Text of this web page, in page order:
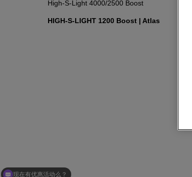
High-S-Light 4000/2500 Boost
HIGH-S-LIGHT 1200 Boost | Atlas
现在有优惠活动么？